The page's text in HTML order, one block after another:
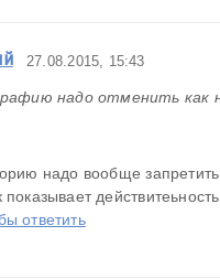
27.08.2015, 15:43
надо отменить как
надо вообще
действитеьность
ответить